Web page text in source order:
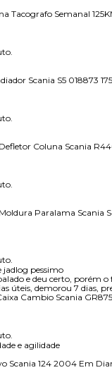
Tacografo Semanal
Scania S5 018873
Coluna Scania
Paralama Scania S4
pessimo
e deu certo, porém
úteis, demorou 7 dias,
Cambio Scania
e agilidade
Scania 124 2004 Em